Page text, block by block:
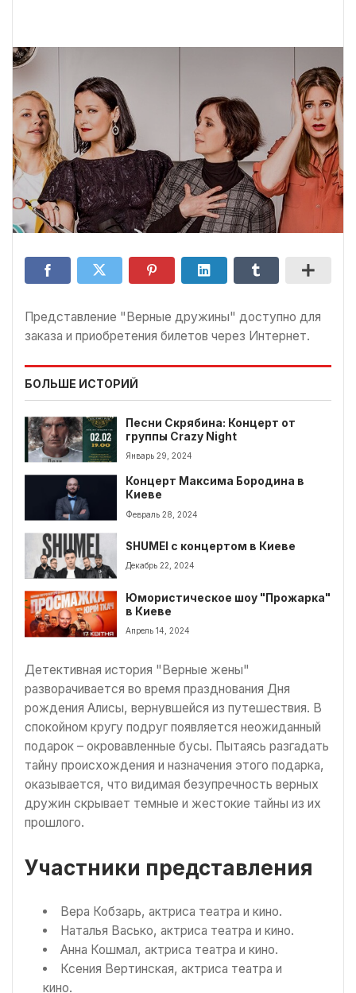
Представление "Верные дружины" доступно для
заказа и приобретения билетов через Интернет.
БОЛЬШЕ ИСТОРИЙ
Песни Скрябина: Концерт от
группы Crazy Night
Январь 29, 2024
Концерт Максима Бородина в
Киеве
Февраль 28, 2024
SHUMEI с концертом в Киеве
Декабрь 22, 2024
Юмористическое шоу "Прожарка"
в Киеве
Апрель 14, 2024
Детективная история "Верные жены"
разворачивается во время празднования Дня
рождения Алисы, вернувшейся из путешествия. В
спокойном кругу подруг появляется неожиданный
подарок – окровавленные бусы. Пытаясь разгадать
тайну происхождения и назначения этого подарка,
оказывается, что видимая безупречность верных
дружин скрывает темные и жестокие тайны из их
прошлого.
Участники представления
Вера Кобзарь, актриса театра и кино.
Наталья Васько, актриса театра и кино.
Анна Кошмал, актриса театра и кино.
Ксения Вертинская, актриса театра и
кино.